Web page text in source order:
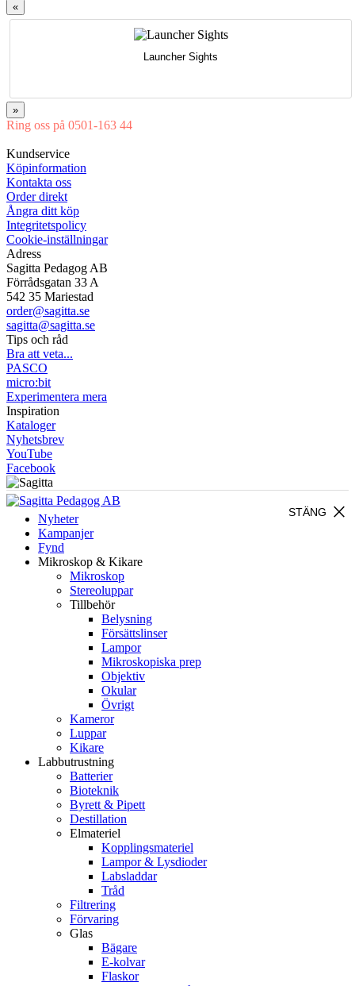
«
Launcher Sights
»
Ring oss på 0501-163 44
Kundservice
Köpinformation
Kontakta oss
Order direkt
Ångra ditt köp
Integritetspolicy
Cookie-inställningar
Adress
Sagitta Pedagog AB
Förrådsgatan 33 A
542 35 Mariestad
order@sagitta.se
sagitta@sagitta.se
Tips och råd
Bra att veta...
PASCO
micro:bit
Experimentera mera
Inspiration
Kataloger
Nyhetsbrev
YouTube
Facebook
close
STÄNG
Nyheter
Kampanjer
Fynd
Mikroskop & Kikare
Mikroskop
Stereoluppar
Tillbehör
Belysning
Försättslinser
Lampor
Mikroskopiska prep
Objektiv
Okular
Övrigt
Kameror
Luppar
Kikare
Labbutrustning
Batterier
Bioteknik
Byrett & Pipett
Destillation
Elmateriel
Kopplingsmateriel
Lampor & Lysdioder
Labsladdar
Tråd
Filtrering
Förvaring
Glas
Bägare
E-kolvar
Flaskor